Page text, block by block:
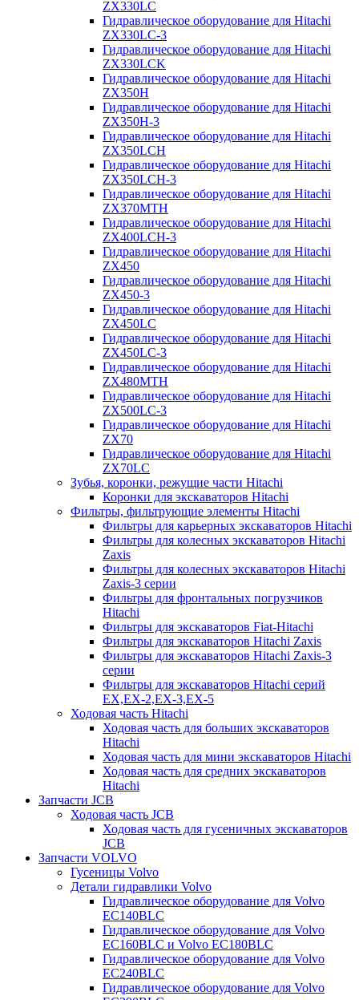
ZX330LC
Гидравлическое оборудование для Hitachi
ZX330LC-3
Гидравлическое оборудование для Hitachi
ZX330LCK
Гидравлическое оборудование для Hitachi
ZX350H
Гидравлическое оборудование для Hitachi
ZX350H-3
Гидравлическое оборудование для Hitachi
ZX350LCH
Гидравлическое оборудование для Hitachi
ZX350LCH-3
Гидравлическое оборудование для Hitachi
ZX370MTH
Гидравлическое оборудование для Hitachi
ZX400LCH-3
Гидравлическое оборудование для Hitachi
ZX450
Гидравлическое оборудование для Hitachi
ZX450-3
Гидравлическое оборудование для Hitachi
ZX450LC
Гидравлическое оборудование для Hitachi
ZX450LC-3
Гидравлическое оборудование для Hitachi
ZX480MTH
Гидравлическое оборудование для Hitachi
ZX500LC-3
Гидравлическое оборудование для Hitachi
ZX70
Гидравлическое оборудование для Hitachi
ZX70LC
Зубья, коронки, режущие части Hitachi
Коронки для экскаваторов Hitachi
Фильтры, фильтрующие элементы Hitachi
Фильтры для карьерных экскаваторов Hitachi
Фильтры для колесных экскаваторов Hitachi
Zaxis
Фильтры для колесных экскаваторов Hitachi
Zaxis-3 серии
Фильтры для фронтальных погрузчиков
Hitachi
Фильтры для экскаваторов Fiat-Hitachi
Фильтры для экскаваторов Hitachi Zaxis
Фильтры для экскаваторов Hitachi Zaxis-3
серии
Фильтры для экскаваторов Hitachi серий
EX,EX-2,EX-3,EX-5
Ходовая часть Hitachi
Ходовая часть для больших экскаваторов
Hitachi
Ходовая часть для мини экскаваторов Hitachi
Ходовая часть для средних экскаваторов
Hitachi
Запчасти JCB
Ходовая часть JCB
Ходовая часть для гусеничных экскаваторов
JCB
Запчасти VOLVO
Гусеницы Volvo
Детали гидравлики Volvo
Гидравлическое оборудование для Volvo
EC140BLC
Гидравлическое оборудование для Volvo
EC160BLC и Volvo EC180BLC
Гидравлическое оборудование для Volvo
EC240BLC
Гидравлическое оборудование для Volvo